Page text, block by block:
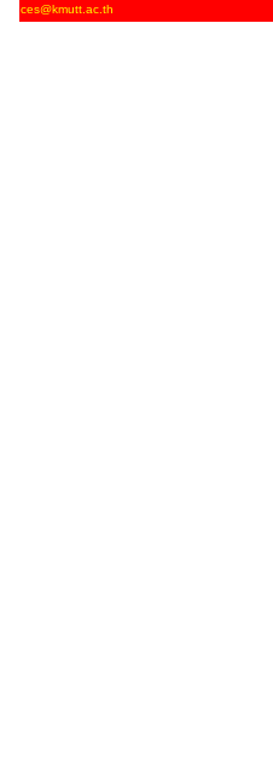
ces@kmutt.ac.th